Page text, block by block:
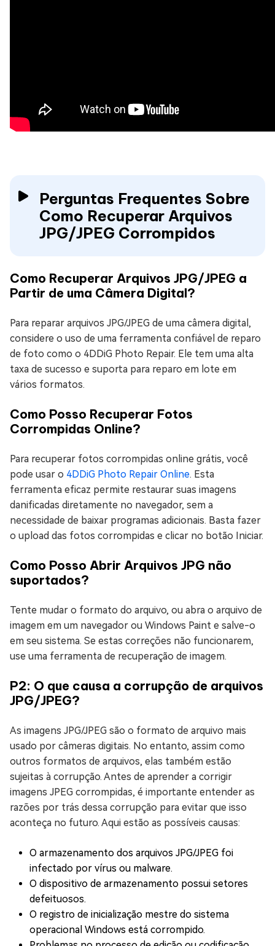
Perguntas Frequentes Sobre
Como Recuperar Arquivos
JPG/JPEG Corrompidos
Como Recuperar Arquivos JPG/JPEG a
Partir de uma Câmera Digital?
Para reparar arquivos JPG/JPEG de uma câmera digital,
considere o uso de uma ferramenta confiável de reparo
de foto como o 4DDiG Photo Repair. Ele tem uma alta
taxa de sucesso e suporta para reparo em lote em
vários formatos.
Como Posso Recuperar Fotos
Corrompidas Online?
Para recuperar fotos corrompidas online grátis, você
pode usar o 4DDiG Photo Repair Online. Esta
ferramenta eficaz permite restaurar suas imagens
danificadas diretamente no navegador, sem a
necessidade de baixar programas adicionais. Basta fazer
o upload das fotos corrompidas e clicar no botão Iniciar.
Como Posso Abrir Arquivos JPG não
suportados?
Tente mudar o formato do arquivo, ou abra o arquivo de
imagem em um navegador ou Windows Paint e salve-o
em seu sistema. Se estas correções não funcionarem,
use uma ferramenta de recuperação de imagem.
P2: O que causa a corrupção de arquivos
JPG/JPEG?
As imagens JPG/JPEG são o formato de arquivo mais
usado por câmeras digitais. No entanto, assim como
outros formatos de arquivos, elas também estão
sujeitas à corrupção. Antes de aprender a corrigir
imagens JPEG corrompidas, é importante entender as
razões por trás dessa corrupção para evitar que isso
aconteça no futuro. Aqui estão as possíveis causas:
O armazenamento dos arquivos JPG/JPEG foi
infectado por vírus ou malware.
O dispositivo de armazenamento possui setores
defeituosos.
O registro de inicialização mestre do sistema
operacional Windows está corrompido.